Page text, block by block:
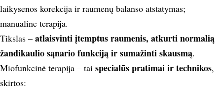
laikysenos korekcija ir raumenų balanso atstatymas;
manualine terapija.
Tikslas – atlaisvinti įtemptus raumenis, atkurti normalią
žandikaulio sąnario funkciją ir sumažinti skausmą.
Miofunkcinė terapija – tai specialūs pratimai ir technikos,
skirtos: